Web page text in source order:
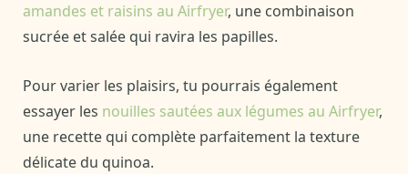
amandes et raisins au Airfryer, une combinaison
sucrée et salée qui ravira les papilles.
Pour varier les plaisirs, tu pourrais également
essayer les nouilles sautées aux légumes au Airfryer,
une recette qui complète parfaitement la texture
délicate du quinoa.